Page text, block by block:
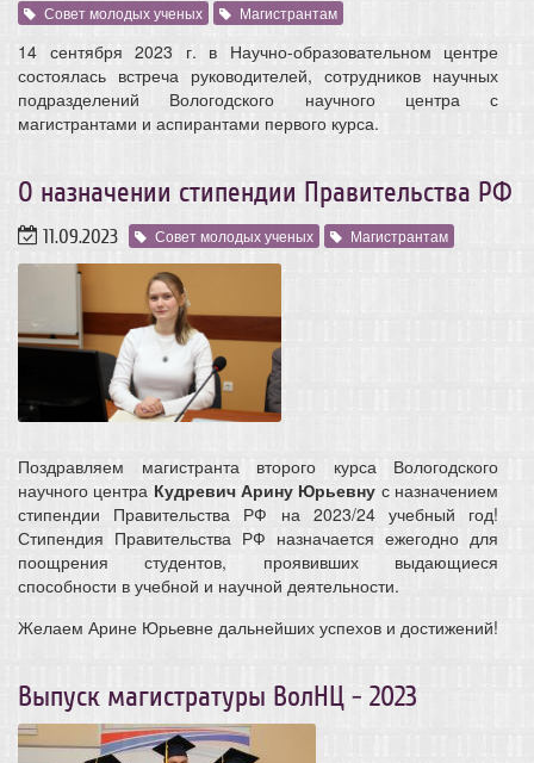
Совет молодых ученых
Магистрантам
14 сентября 2023 г. в Научно-образовательном центре
состоялась встреча руководителей, сотрудников научных
подразделений Вологодского научного центра с
магистрантами и аспирантами первого курса.
О назначении стипендии Правительства РФ
11.09.2023 Совет молодых ученых Магистрантам
Поздравляем магистранта второго курса Вологодского
научного центра Кудревич Арину Юрьевну с назначением
стипендии Правительства РФ на 2023/24 учебный год!
Стипендия Правительства РФ назначается ежегодно для
поощрения студентов, проявивших выдающиеся
способности в учебной и научной деятельности.
Желаем Арине Юрьевне дальнейших успехов и достижений!
Выпуск магистратуры ВолНЦ - 2023